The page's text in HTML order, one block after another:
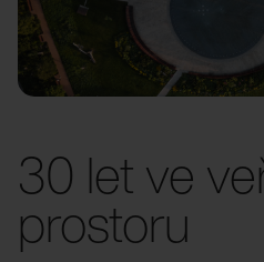
30 let ve
prostoru